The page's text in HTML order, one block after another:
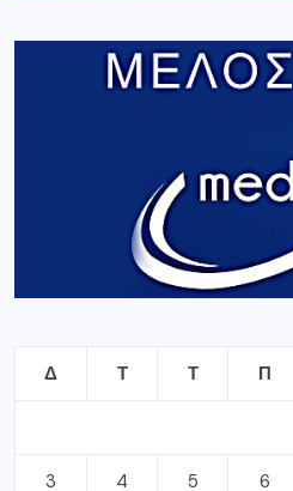
Δ Τ Τ Π
3 4 5 6